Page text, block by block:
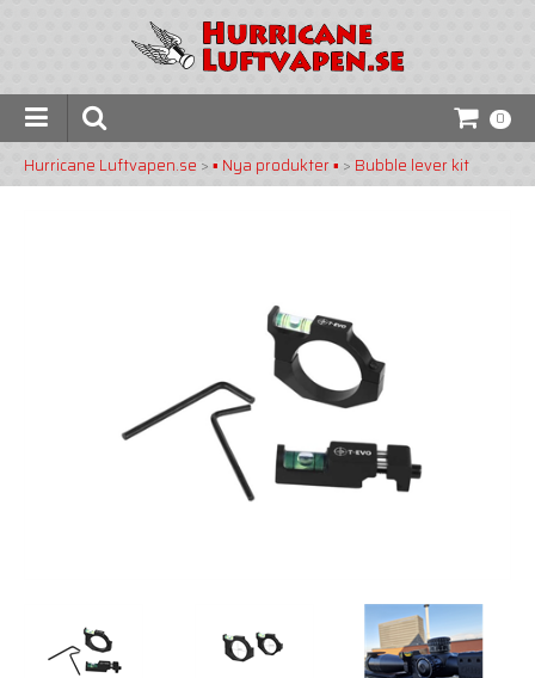
0
Hurricane Luftvapen.se >▪️ Nya produkter ▪️ > Bubble lever kit